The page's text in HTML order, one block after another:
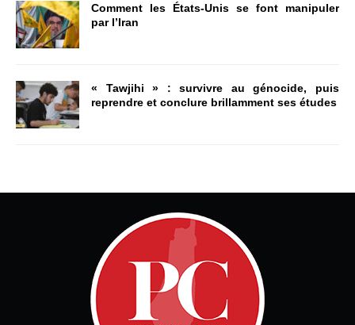
Comment les États-Unis se font manipuler
par l’Iran
« Tawjihi » : survivre au génocide, puis
reprendre et conclure brillamment ses études